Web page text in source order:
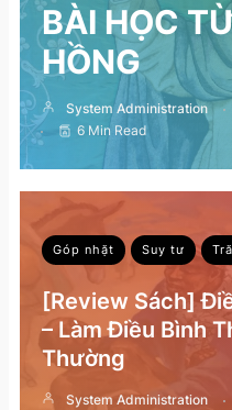
BÀI HỌC
HỒNG
System Administration
6 Min Read
Góp nhặt Suy tư
[Review Sách]
– Làm Điều Bình
Thường
System Administration